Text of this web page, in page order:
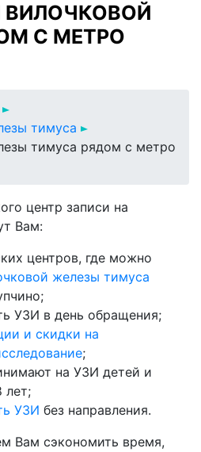
ВИЛОЧКОВОЙ
С МЕТРО
тимуса
тимуса рядом с метро
центр записи на
Вам:
центров, где можно
железы тимуса
УЗИ в день обращения;
и скидки на
;
на УЗИ детей и
лет;
УЗИ без направления.
Вам сэкономить время,